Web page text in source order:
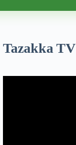
Tazakka TV